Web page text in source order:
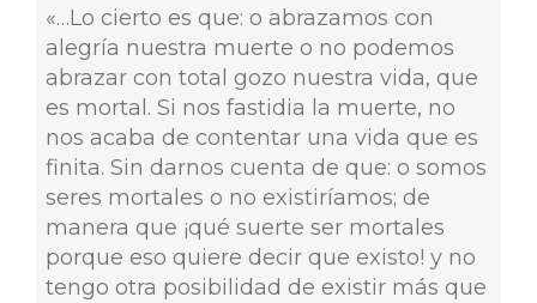
«…Lo cierto es que: o abrazamos con
alegría nuestra muerte o no podemos
abrazar con total gozo nuestra vida, que
es mortal. Si nos fastidia la muerte, no
nos acaba de contentar una vida que es
finita. Sin darnos cuenta de que: o somos
seres mortales o no existiríamos; de
manera que ¡qué suerte ser mortales
porque eso quiere decir que existo! y no
tengo otra posibilidad de existir más que